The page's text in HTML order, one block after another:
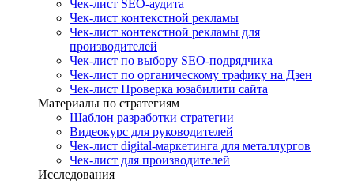
Чек-лист SEO-аудита
Чек-лист контекстной рекламы
Чек-лист контекстной рекламы для
производителей
Чек-лист по выбору SEO-подрядчика
Чек-лист по органическому трафику на Дзен
Чек-лист Проверка юзабилити сайта
Материалы по стратегиям
Шаблон разработки стратегии
Видеокурс для руководителей
Чек-лист digital-маркетинга для металлургов
Чек-лист для производителей
Исследования